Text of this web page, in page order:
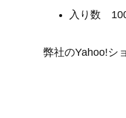
入り数
弊社のYahoo!シ